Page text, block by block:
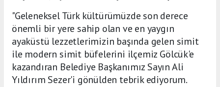
"Geleneksel Türk kültürümüzde son derece
önemli bir yere sahip olan ve en yaygın
ayaküstü lezzetlerimizin başında gelen simit
ile modern simit büfelerini ilçemiz Gölcük'e
kazandıran Belediye Başkanımız Sayın Ali
Yıldırım Sezer'i gönülden tebrik ediyorum.